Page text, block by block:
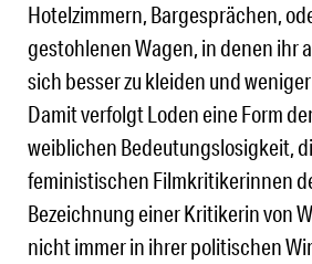
Hotelzimmern, Bargesprächen,
gestohlenen Wagen, in denen ihr
sich besser zu kleiden und
Damit verfolgt Loden eine Form
weiblichen Bedeutungslosigkeit,
feministischen Filmkritikerinnen
Bezeichnung einer Kritikerin von
nicht immer in ihrer politischen